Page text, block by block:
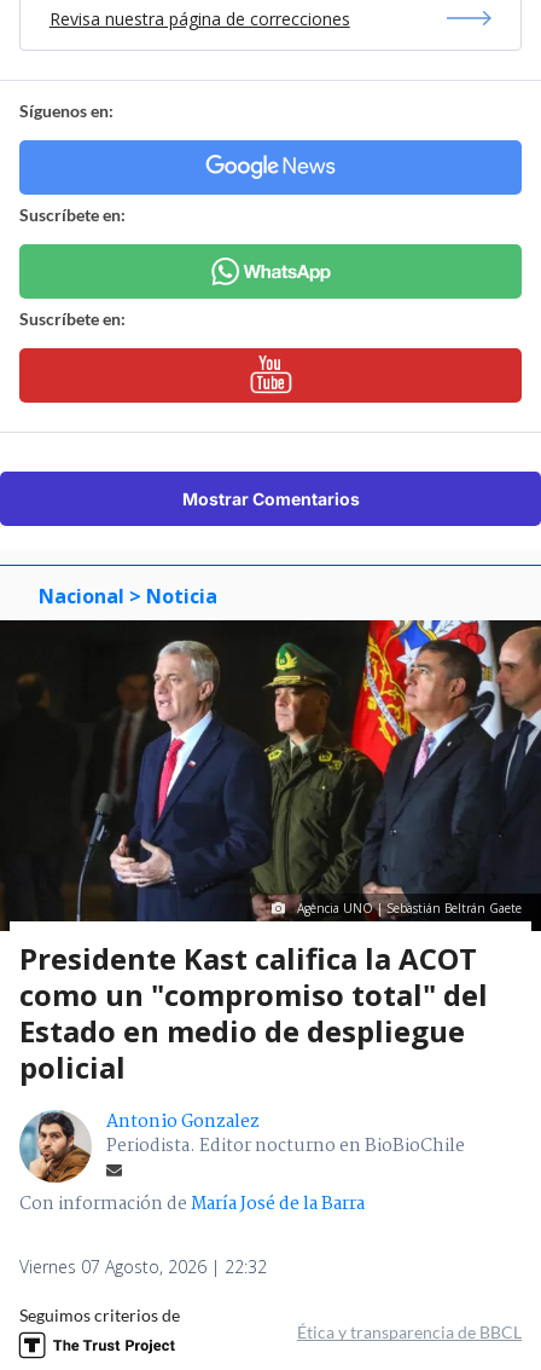
Revisa nuestra página de correcciones
Síguenos en:
Suscríbete en:
Suscríbete en:
Mostrar Comentarios
Nacional > Noticia
Agencia UNO | Sebastián Beltrán Gaete
Presidente Kast califica la ACOT
como un "compromiso total" del
Estado en medio de despliegue
policial
Antonio Gonzalez
Periodista. Editor nocturno en BioBioChile
Con información deMaría José de la Barra
Viernes 07 Agosto, 2026 | 22:32
Seguimos criterios de
Ética y transparencia de BBCL